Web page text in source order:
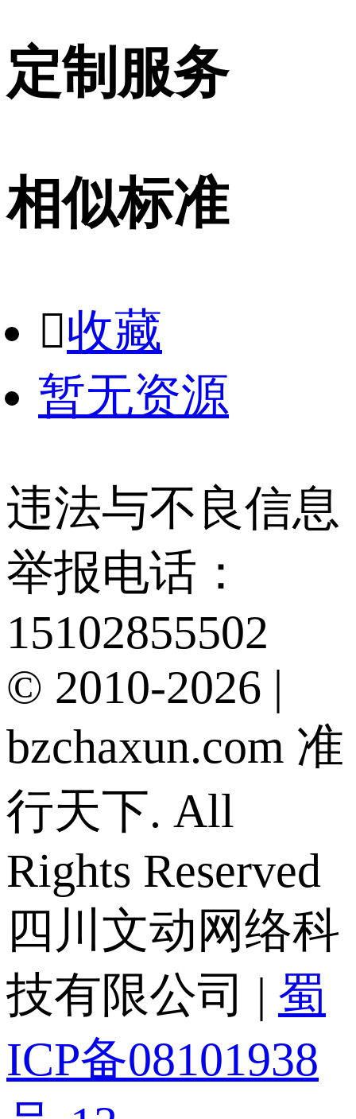
定制服务
相似标准
收藏
暂无资源
违法与不良信息
举报电话：
15102855502
© 2010-2026 |
bzchaxun.com 准
行天下. All
Rights Reserved
四川文动网络科
技有限公司 | 蜀
ICP备08101938